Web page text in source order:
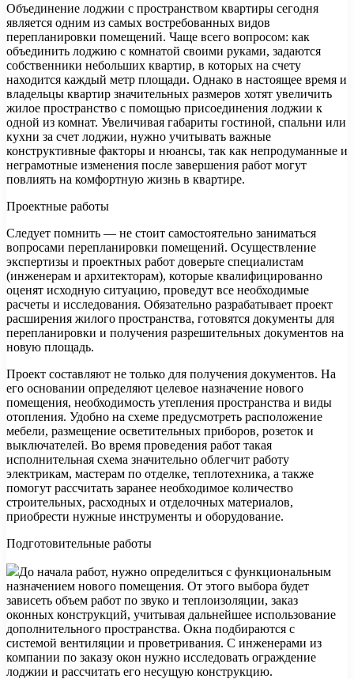
Объединение лоджии с пространством квартиры сегодня
является одним из самых востребованных видов
перепланировки помещений. Чаще всего вопросом: как
объединить лоджию с комнатой своими руками, задаются
собственники небольших квартир, в которых на счету
находится каждый метр площади. Однако в настоящее время и
владельцы квартир значительных размеров хотят увеличить
жилое пространство с помощью присоединения лоджии к
одной из комнат. Увеличивая габариты гостиной, спальни или
кухни за счет лоджии, нужно учитывать важные
конструктивные факторы и нюансы, так как непродуманные и
неграмотные изменения после завершения работ могут
повлиять на комфортную жизнь в квартире.
Проектные работы
Следует помнить — не стоит самостоятельно заниматься
вопросами перепланировки помещений. Осуществление
экспертизы и проектных работ доверьте специалистам
(инженерам и архитекторам), которые квалифицированно
оценят исходную ситуацию, проведут все необходимые
расчеты и исследования. Обязательно разрабатывает проект
расширения жилого пространства, готовятся документы для
перепланировки и получения разрешительных документов на
новую площадь.
Проект составляют не только для получения документов. На
его основании определяют целевое назначение нового
помещения, необходимость утепления пространства и виды
отопления. Удобно на схеме предусмотреть расположение
мебели, размещение осветительных приборов, розеток и
выключателей. Во время проведения работ такая
исполнительная схема значительно облегчит работу
электрикам, мастерам по отделке, теплотехника, а также
помогут рассчитать заранее необходимое количество
строительных, расходных и отделочных материалов,
приобрести нужные инструменты и оборудование.
Подготовительные работы
До начала работ, нужно определиться с функциональным
назначением нового помещения. От этого выбора будет
зависеть объем работ по звуко и теплоизоляции, заказ
оконных конструкций, учитывая дальнейшее использование
дополнительного пространства. Окна подбираются с
системой вентиляции и проветривания. С инженерами из
компании по заказу окон нужно исследовать ограждение
лоджии и рассчитать его несущую конструкцию.